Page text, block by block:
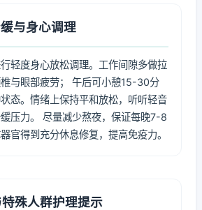
与身心调理
轻度身心放松调理。工作间隙多做拉
与眼部疲劳； 午后可小憩15-30分
态。情绪上保持平和放松，听听轻音
压力。 尽量减少熬夜，保证每晚7-8
官得到充分休息修复，提高免疫力。
殊人群护理提示